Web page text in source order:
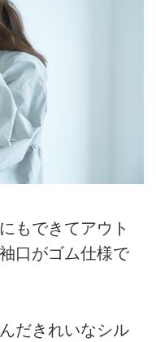
もできてアウト
口がゴム仕様で
だきれいなシル